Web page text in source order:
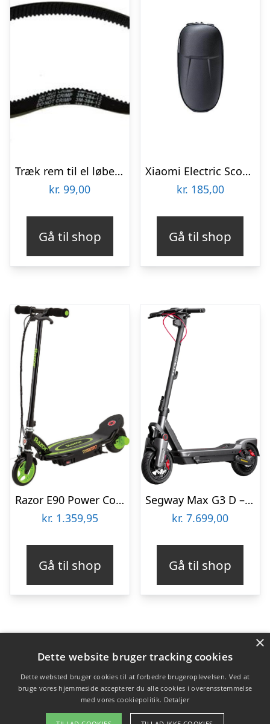
Træk rem til el løbehjul model GoGo
kr. 99,00
Gå til shop
Xiaomi Electric Scooter Storage Bag
kr. 185,00
Gå til shop
Razor E90 Power Core Elektrisk Løbehjul – Grøn
kr. 1.359,95
Gå til shop
Segway Max G3 D – El-Løbehjul – 20 km/t
kr. 7.699,00
Gå til shop
Varekategorier
Produkter
Copyright 2026 - Pilanto Aps
×
Dette website bruger tracking cookies
Dette websted bruger cookies til at forbedre brugeroplevelsen. Ved at
bruge vores hjemmeside accepterer du alle cookies i overensstemmelse
med vores cookiepolitik. Detaljer